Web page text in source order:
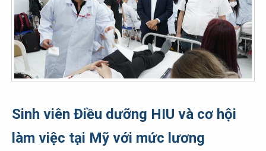
Sinh viên Điều dưỡng HIU và cơ hội
làm việc tại Mỹ với mức lương